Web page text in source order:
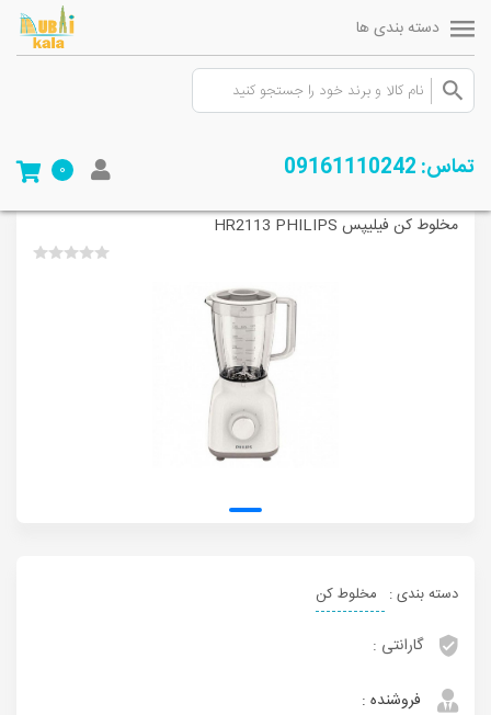
دسته بندی ها
تماس: 09161110242 0
صفحه ی اصلی/فروشگاه/لوازم خانگی مخلوط کن /مخلوط
کن فیلیپس HR2113 PHILIPS
مخلوط کن فیلیپس HR2113 PHILIPS
دسته بندی : مخلوط کن
گارانتی :
فروشنده :